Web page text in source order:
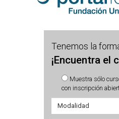
Tenemos la
¡Encuentra el
Muestra sólo
con inscripción